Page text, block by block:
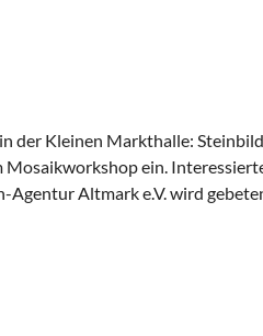
der Kleinen Markthalle:
ein.
Altmark e.V. wird